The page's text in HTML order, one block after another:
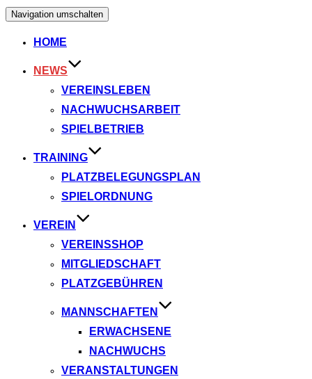
Navigation umschalten
HOME
NEWS
VEREINSLEBEN
NACHWUCHSARBEIT
SPIELBETRIEB
TRAINING
PLATZBELEGUNGSPLAN
SPIELORDNUNG
VEREIN
VEREINSSHOP
MITGLIEDSCHAFT
PLATZGEBÜHREN
MANNSCHAFTEN
ERWACHSENE
NACHWUCHS
VERANSTALTUNGEN